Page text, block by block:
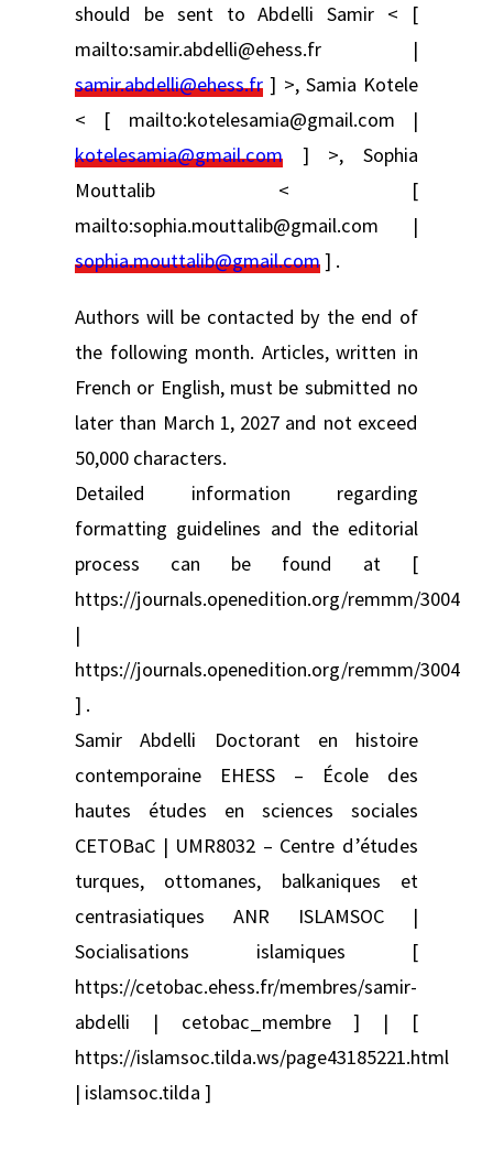
should be sent to Abdelli Samir < [
mailto:samir.abdelli@ehess.fr |
samir.abdelli@ehess.fr ] >, Samia Kotele
< [ mailto:kotelesamia@gmail.com |
kotelesamia@gmail.com ] >, Sophia
Mouttalib < [
mailto:sophia.mouttalib@gmail.com |
sophia.mouttalib@gmail.com] .
Authors will be contacted by the end of
the following month. Articles, written in
French or English, must be submitted no
later than March 1, 2027 and not exceed
50,000 characters.
Detailed information regarding
formatting guidelines and the editorial
process can be found at [
https://journals.openedition.org/remmm/3004
|
https://journals.openedition.org/remmm/3004
] .
Samir Abdelli Doctorant en histoire
contemporaine EHESS – École des
hautes études en sciences sociales
CETOBaC | UMR8032 – Centre d’études
turques, ottomanes, balkaniques et
centrasiatiques ANR ISLAMSOC |
Socialisations islamiques [
https://cetobac.ehess.fr/membres/samir-
abdelli | cetobac_membre ] | [
https://islamsoc.tilda.ws/page43185221.html
| islamsoc.tilda ]